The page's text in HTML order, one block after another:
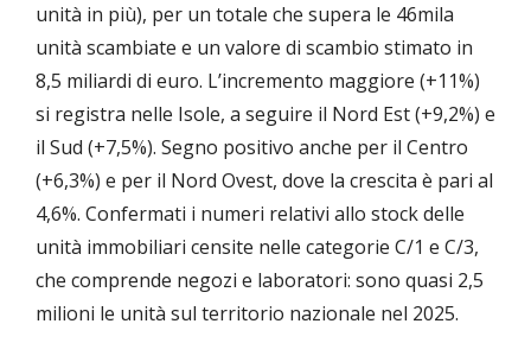
unità in più), per un totale che supera le 46mila
unità scambiate e un valore di scambio stimato in
8,5 miliardi di euro. L’incremento maggiore (+11%)
si registra nelle Isole, a seguire il Nord Est (+9,2%) e
il Sud (+7,5%). Segno positivo anche per il Centro
(+6,3%) e per il Nord Ovest, dove la crescita è pari al
4,6%. Confermati i numeri relativi allo stock delle
unità immobiliari censite nelle categorie C/1 e C/3,
che comprende negozi e laboratori: sono quasi 2,5
milioni le unità sul territorio nazionale nel 2025.